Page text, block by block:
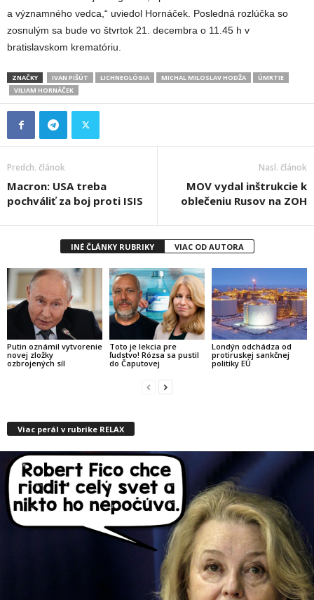
a významného vedca,“ uviedol Hornáček. Posledná rozlúčka so
zosnulým sa bude vo štvrtok 21. decembra o 11.45 h v
bratislavskom krematóriu.
ZNAČKY IVAN PIŠÚT LICHNEOLÓGIA MICHAL MILOSLAV HODŽA
ÚMRTIE
VILIAM HORNÁČEK
Predch. článok
Macron: USA treba
pochváliť za boj proti ISIS
Nasl. článok
MOV vydal inštrukcie k
oblečeniu Rusov na ZOH
INÉ ČLÁNKY RUBRIKY VIAC OD AUTORA
Putin oznámil vytvorenie
novej zložky
ozbrojených síl
Toto je lekcia pre
ľudstvo! Rózsa sa pustil
do Čaputovej
Londýn odchádza od
protiruskej sankčnej
politiky EÚ
Viac perál v rubrike RELAX